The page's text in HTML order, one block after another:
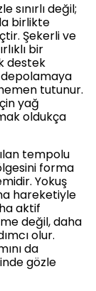
sınırlı değil;
birlikte
Şekerli ve
bir
destek
tutunur.
yağ
oldukça
tempolu
forma
Yokuş
hareketiyle
aktif
değil, daha
olur.
da
gözle